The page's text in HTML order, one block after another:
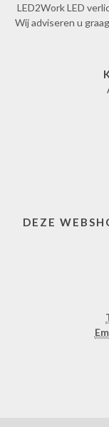
LED2Work LED
Wij adviseren u
DEZE